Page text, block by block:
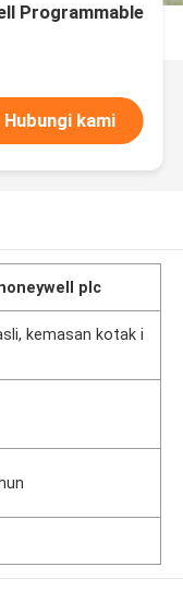
Programmable
Hubungi kami
plc
kemasan kotak i